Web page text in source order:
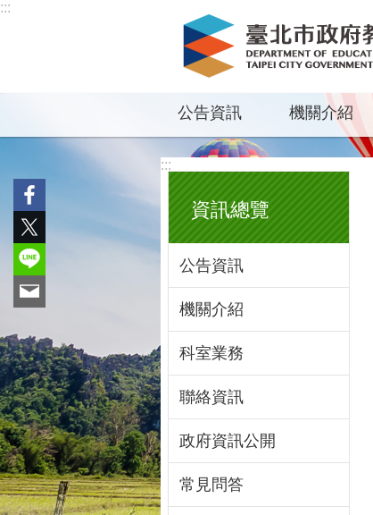
跳到主要內容區塊
:::
公告資訊 機關介紹
:::
資訊總覽
公告資訊
機關介紹
科室業務
聯絡資訊
政府資訊公開
常見問答